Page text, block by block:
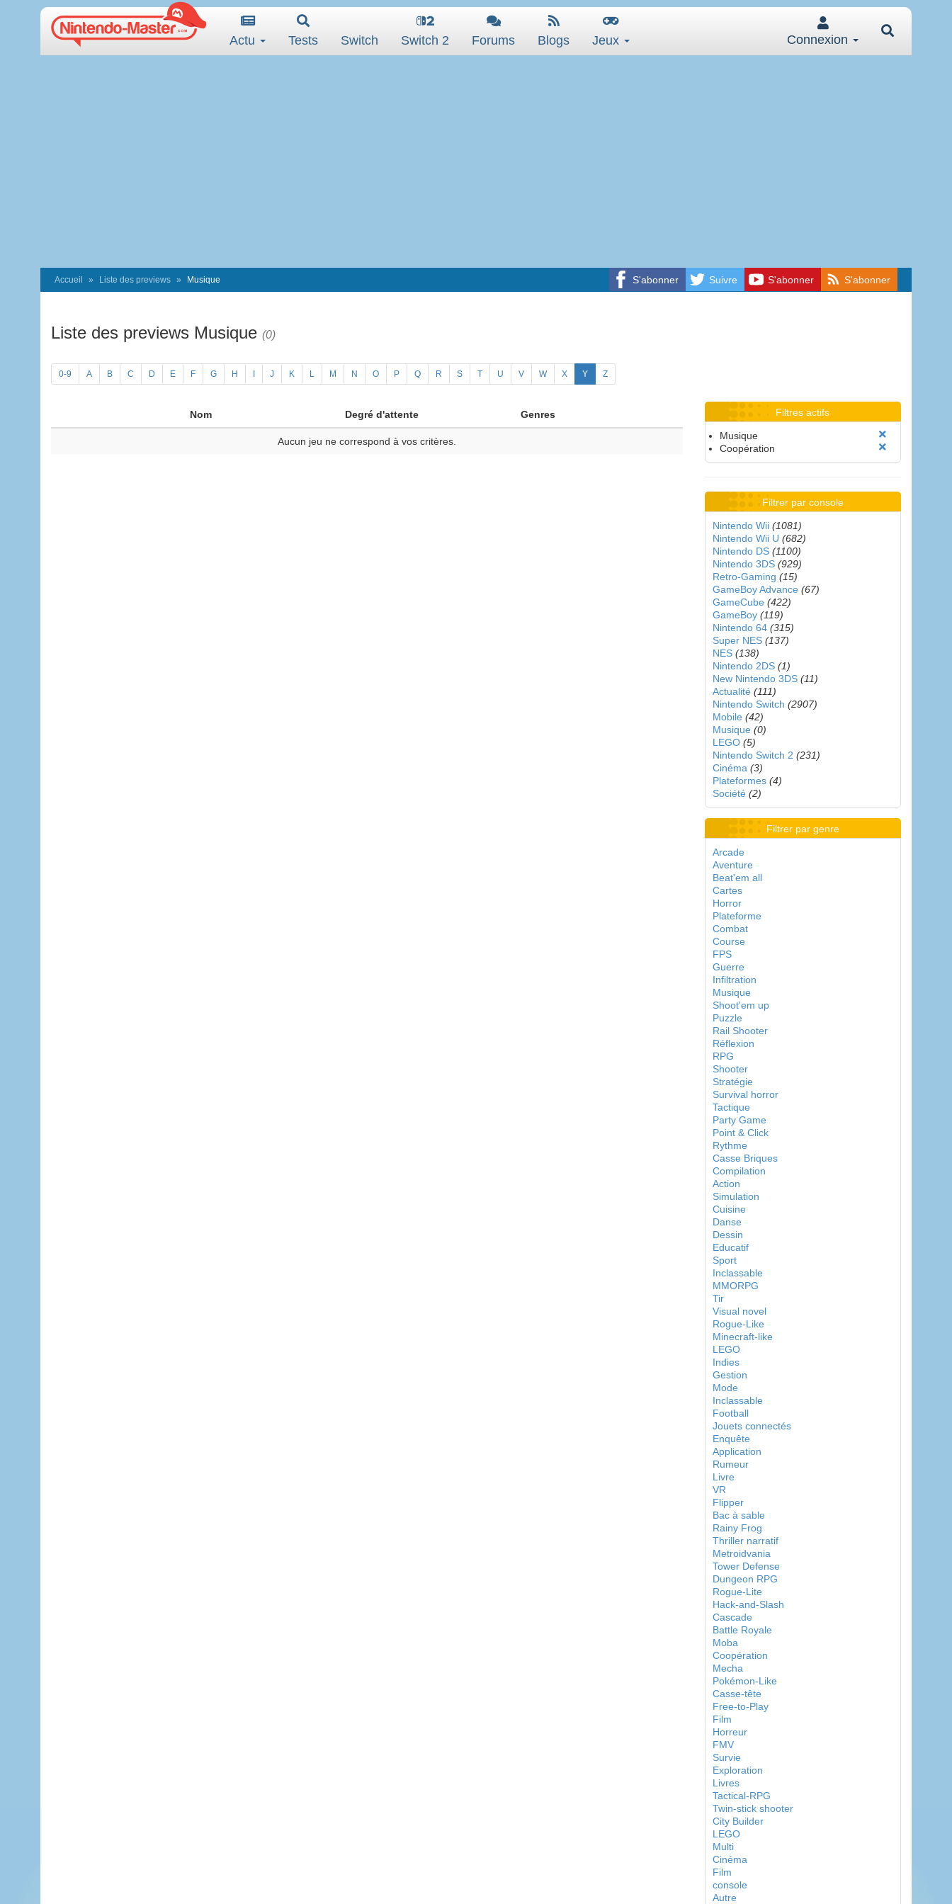
Actu Tests Switch Switch 2 Forums Blogs Jeux Connexion
S'abonner Suivre S'abonner S'abonner
Accueil Liste des previews Musique
Liste des previews Musique (0)
0-9 A B C D E F G H J K L M N O P Q R S T U V W X Y Z
Nom Degré d'attente Genres
Aucun jeu ne correspond à vos critères.
Filtres actifs
Musique
Coopération
Filtrer par console
Nintendo Wii (1081)
Nintendo Wii U (682)
Nintendo DS (1100)
Nintendo 3DS (929)
Retro-Gaming (15)
GameBoy Advance (67)
GameCube (422)
GameBoy (119)
Nintendo 64 (315)
Super NES (137)
NES (138)
Nintendo 2DS (1)
New Nintendo 3DS (11)
Actualité (111)
Nintendo Switch (2907)
Mobile (42)
Musique (0)
LEGO (5)
Nintendo Switch 2 (231)
Cinéma (3)
Plateformes (4)
Société (2)
Filtrer par genre
Arcade
Aventure
Beat'em all
Cartes
Horror
Plateforme
Combat
Course
FPS
Guerre
Infiltration
Musique
Shoot'em up
Puzzle
Rail Shooter
Réflexion
RPG
Shooter
Stratégie
Survival horror
Tactique
Party Game
Point & Click
Rythme
Casse Briques
Compilation
Action
Simulation
Cuisine
Danse
Dessin
Educatif
Sport
Inclassable
MMORPG
Tir
Visual novel
Rogue-Like
Minecraft-like
LEGO
Indies
Gestion
Mode
Inclassable
Football
Jouets connectés
Enquête
Application
Rumeur
Livre
VR
Flipper
Bac à sable
Rainy Frog
Thriller narratif
Metroidvania
Tower Defense
Dungeon RPG
Rogue-Lite
Hack-and-Slash
Cascade
Battle Royale
Moba
Coopération
Mecha
Pokémon-Like
Casse-tête
Free-to-Play
Film
Horreur
FMV
Survie
Exploration
Livres
Tactical-RPG
Twin-stick shooter
City Builder
LEGO
Multi
Cinéma
Film
console
Autre